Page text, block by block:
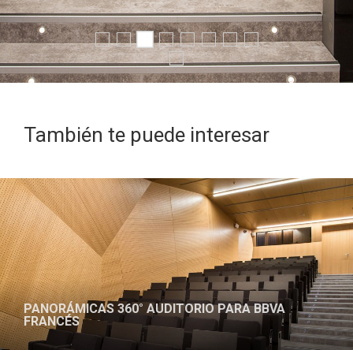
También te puede interesar
PANORÁMICAS 360° AUDITORIO PARA BBVA
FRANCÉS
PROYECTO